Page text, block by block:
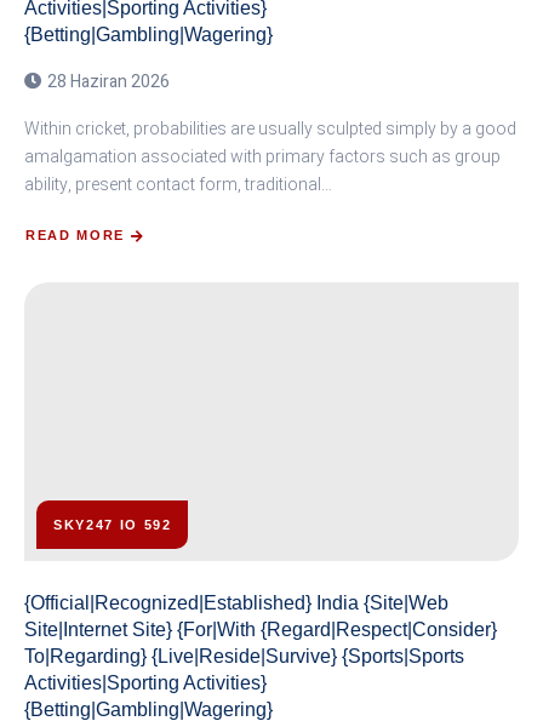
Activities|Sporting Activities}
{Betting|Gambling|Wagering}
28 Haziran 2026
Within cricket, probabilities are usually sculpted simply by a good
amalgamation associated with primary factors such as group
ability, present contact form, traditional…
READ MORE
SKY247 IO 592
{Official|Recognized|Established} India {Site|Web
Site|Internet Site} {For|With {Regard|Respect|Consider}
To|Regarding} {Live|Reside|Survive} {Sports|Sports
Activities|Sporting Activities}
{Betting|Gambling|Wagering}